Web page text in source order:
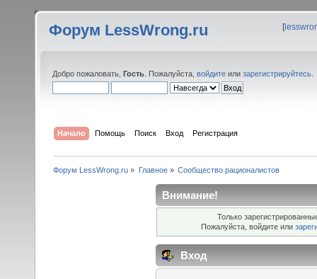
Форум LessWrong.ru [
Добро пожаловать, Гость . Пожалуйста, войдите или зарегистрируйтесь
Начало Помощь Поиск Вход Регистрация
Форум LessWrong.ru » Главное» Сообщество рационалистов
Внимание!
Только
Пожалуйста, войдите или
Вход